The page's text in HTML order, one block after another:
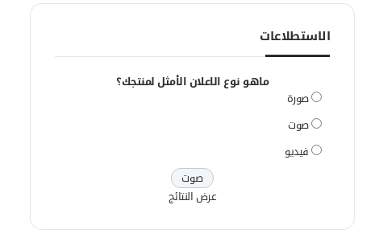
الاستطلاعات
ماهو نوع الاعلان الأمثل لمنتجك؟
صورة
صوت
فيديو
عرض النتائج